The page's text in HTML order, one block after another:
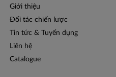
Giới thiệu
Đối tác chiến lược
Tin tức & Tuyển dụng
Liên hệ
Catalogue